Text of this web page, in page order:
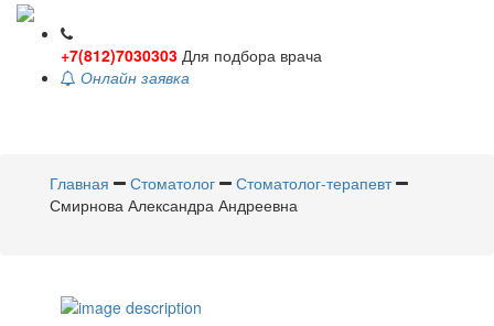
+7(812)7030303 Для подбора врача
Онлайн заявка
Главная
Стоматолог
Стоматолог-терапевт
Смирнова Александра Андреевна